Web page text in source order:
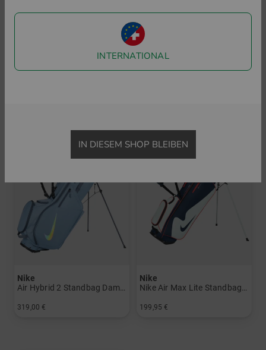
Nike
Free Golf Golfschuhe Herren
Nike
319,00 €
Nike
199,95 €
INTERNATIONAL
IN DIESEM SHOP BLEIBEN